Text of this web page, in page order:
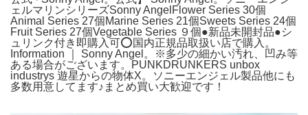
ェルマリンシリーズSonny AngelFlower Series 30個
Animal Series 27個Marine Series 21個Sweets Series 24個
Fruit Series 27個Vegetable Series ９個●新品未開封品●シ
ュリンク付き即購入可⭕️国内正規品取扱い店で購入。
Information ｜ Sonny Angel。※多少の細かい汚れ、凹み等
ある場合がございます。PUNKDRUNKERS unbox
industrys 遊星からの物体X。ソニーエンジェル製品他にも
多数用意してます♪まとめ買い大歓迎です！